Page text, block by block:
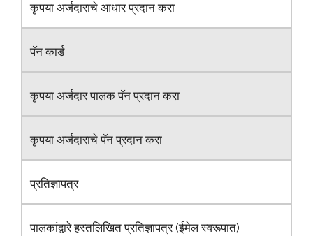
कृपया अर्जदाराचे आधार प्रदान करा
पॅन कार्ड
कृपया अर्जदार पालक पॅन प्रदान करा
कृपया अर्जदाराचे पॅन प्रदान करा
प्रतिज्ञापत्र
पालकांद्वारे हस्तलिखित प्रतिज्ञापत्र (ईमेल स्वरूपात)